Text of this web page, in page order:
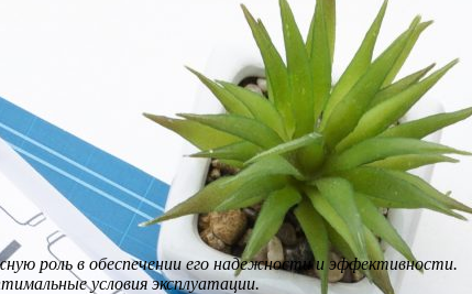
роль в обеспечении его надежности и эффективности.
условия эксплуатации.